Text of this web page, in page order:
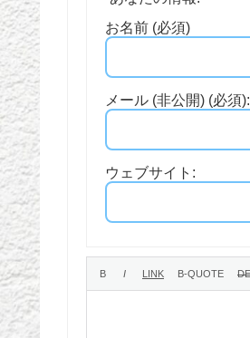
お名前 (必須)
メール (非公開) (必須):
ウェブサイト: